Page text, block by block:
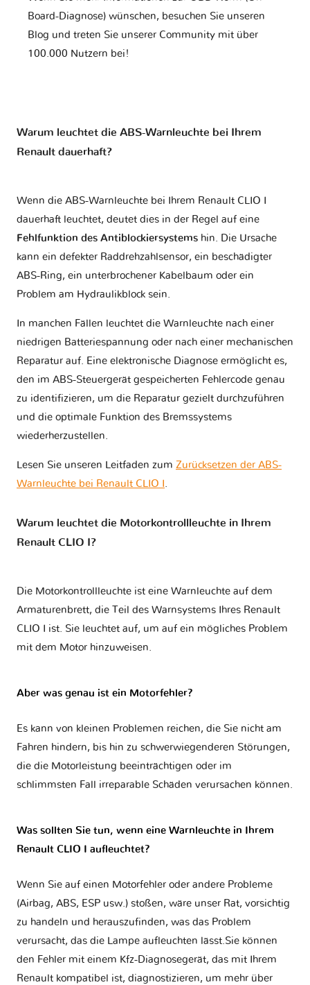
Board-Diagnose) wünschen, besuchen Sie unseren
Blog und treten Sie unserer Community mit über
100.000 Nutzern bei!
Warum leuchtet die ABS-Warnleuchte bei Ihrem
Renault dauerhaft?
Wenn die ABS-Warnleuchte bei Ihrem Renault CLIO I
dauerhaft leuchtet, deutet dies in der Regel auf eine
Fehlfunktion des Antiblockiersystems hin. Die Ursache
kann ein defekter Raddrehzahlsensor, ein beschädigter
ABS-Ring, ein unterbrochener Kabelbaum oder ein
Problem am Hydraulikblock sein.
In manchen Fällen leuchtet die Warnleuchte nach einer
niedrigen Batteriespannung oder nach einer mechanischen
Reparatur auf. Eine elektronische Diagnose ermöglicht es,
den im ABS-Steuergerät gespeicherten Fehlercode genau
zu identifizieren, um die Reparatur gezielt durchzuführen
und die optimale Funktion des Bremssystems
wiederherzustellen.
Lesen Sie unseren Leitfaden zum Zurücksetzen der ABS-
Warnleuchte bei Renault CLIO I
Warum leuchtet die Motorkontrollleuchte in Ihrem
Renault CLIO I?
Die Motorkontrollleuchte ist eine Warnleuchte auf dem
Armaturenbrett, die Teil des Warnsystems Ihres Renault
CLIO I ist. Sie leuchtet auf, um auf ein mögliches Problem
mit dem Motor hinzuweisen.
Aber was genau ist ein Motorfehler?
Es kann von kleinen Problemen reichen, die Sie nicht am
Fahren hindern, bis hin zu schwerwiegenderen Störungen,
die die Motorleistung beeinträchtigen oder im
schlimmsten Fall irreparable Schäden verursachen können.
Was sollten Sie tun, wenn eine Warnleuchte in Ihrem
Renault CLIO I aufleuchtet?
Wenn Sie auf einen Motorfehler oder andere Probleme
(Airbag, ABS, ESP usw.) stoßen, wäre unser Rat, vorsichtig
zu handeln und herauszufinden, was das Problem
verursacht, das die Lampe aufleuchten lässt.Sie können
den Fehler mit einem Kfz-Diagnosegerät, das mit Ihrem
Renault kompatibel ist, diagnostizieren, um mehr über